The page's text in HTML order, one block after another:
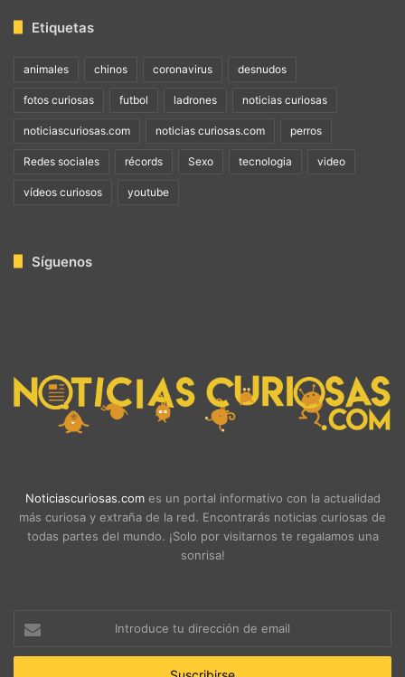
Etiquetas
animales chinos coronavirus desnudos
fotos curiosas futbol ladrones noticias curiosas
noticiascuriosas.com noticias curiosas.com perros
Redes sociales récords Sexo tecnologia video
vídeos curiosos youtube
Síguenos
Noticiascuriosas.comes un portal informativo con la actualidad
más curiosa y extraña de la red. Encontrarás noticias curiosas de
todas partes del mundo. ¡Solo por visitarnos te regalamos una
sonrisa!
dirección